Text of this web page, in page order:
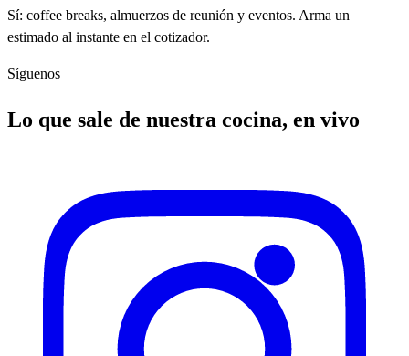
Sí: coffee breaks, almuerzos de reunión y eventos. Arma un
estimado al instante en el cotizador.
Síguenos
Lo que sale de nuestra cocina, en vivo